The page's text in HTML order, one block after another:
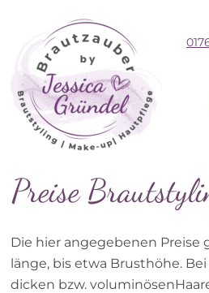
Preise
Die hier angegebenen
länge, bis etwa Brusthöhe.
dicken bzw.